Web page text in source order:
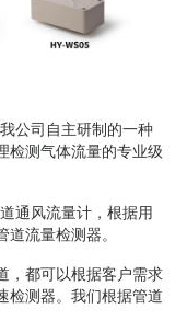
公司自主研制的一种
检测气体流量的专业级
通风流量计，根据用
流量检测器。
，都可以根据客户需求
检测器。我们根据管道